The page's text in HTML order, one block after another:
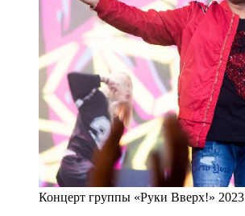
Концерт группы «Руки Вверх!» 2023